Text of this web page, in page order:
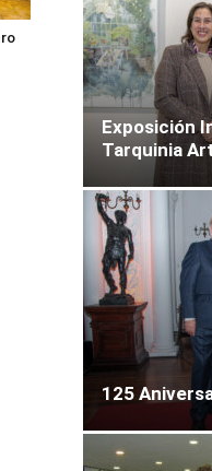
Exposición
Tarquinia Art
125